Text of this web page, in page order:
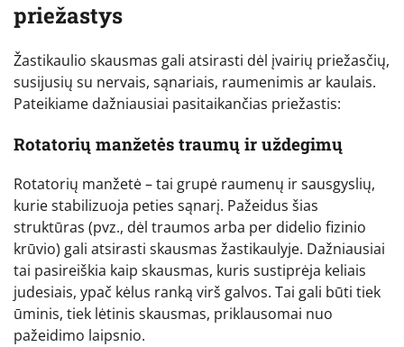
priežastys
Žastikaulio skausmas gali atsirasti dėl įvairių priežasčių,
susijusių su nervais, sąnariais, raumenimis ar kaulais.
Pateikiame dažniausiai pasitaikančias priežastis:
Rotatorių manžetės traumų ir uždegimų
Rotatorių manžetė – tai grupė raumenų ir sausgyslių,
kurie stabilizuoja peties sąnarį. Pažeidus šias
struktūras (pvz., dėl traumos arba per didelio fizinio
krūvio) gali atsirasti skausmas žastikaulyje. Dažniausiai
tai pasireiškia kaip skausmas, kuris sustiprėja keliais
judesiais, ypač kėlus ranką virš galvos. Tai gali būti tiek
ūminis, tiek lėtinis skausmas, priklausomai nuo
pažeidimo laipsnio.